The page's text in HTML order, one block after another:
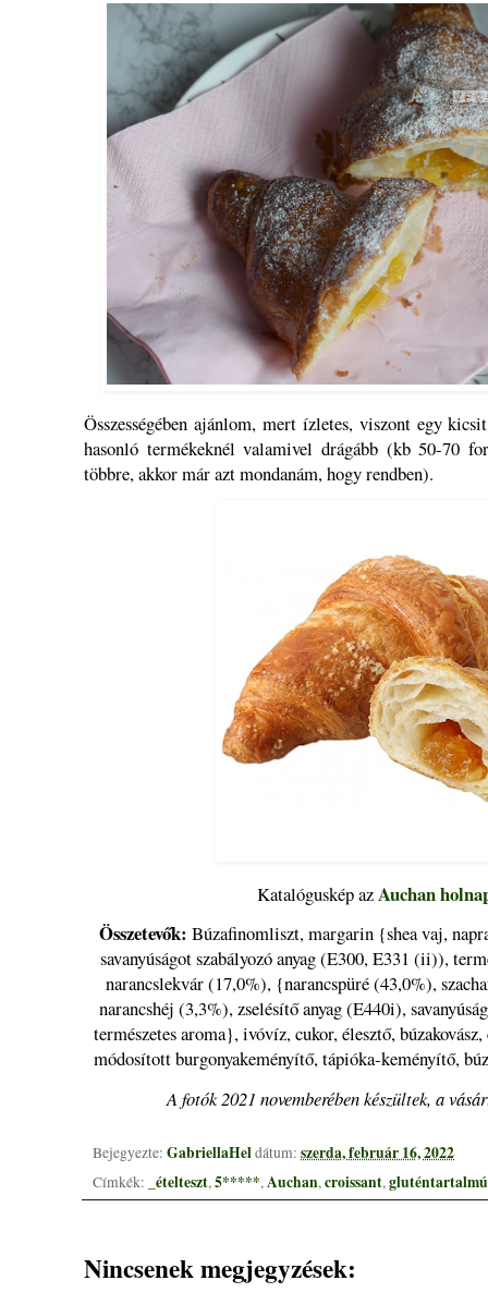
Összességében ajánlom, mert ízletes, viszont egy
hasonló termékeknél valamivel drágább (kb 50-70
többre, akkor már azt mondanám, hogy rendben).
Katalóguskép azAuchan
Összetevők: Búzafinomliszt, margarin {shea vaj,
savanyúságot szabályozó anyag (E300, E331 (ii)),
narancslekvár (17,0%), {narancspüré (43,0%),
narancshéj (3,3%), zselésítő anyag (E440i),
természetes aroma}, ivóvíz, cukor, élesztő,
módosított burgonyakeményítő, tápióka-keményítő,
A fotók 2021 novemberében készültek, a
Bejegyezte: GabriellaHeldátum: szerda, február 16, 2022
Címkék: _ételteszt,5*****,Auchan,croissant,
Nincsenek megjegyzések: